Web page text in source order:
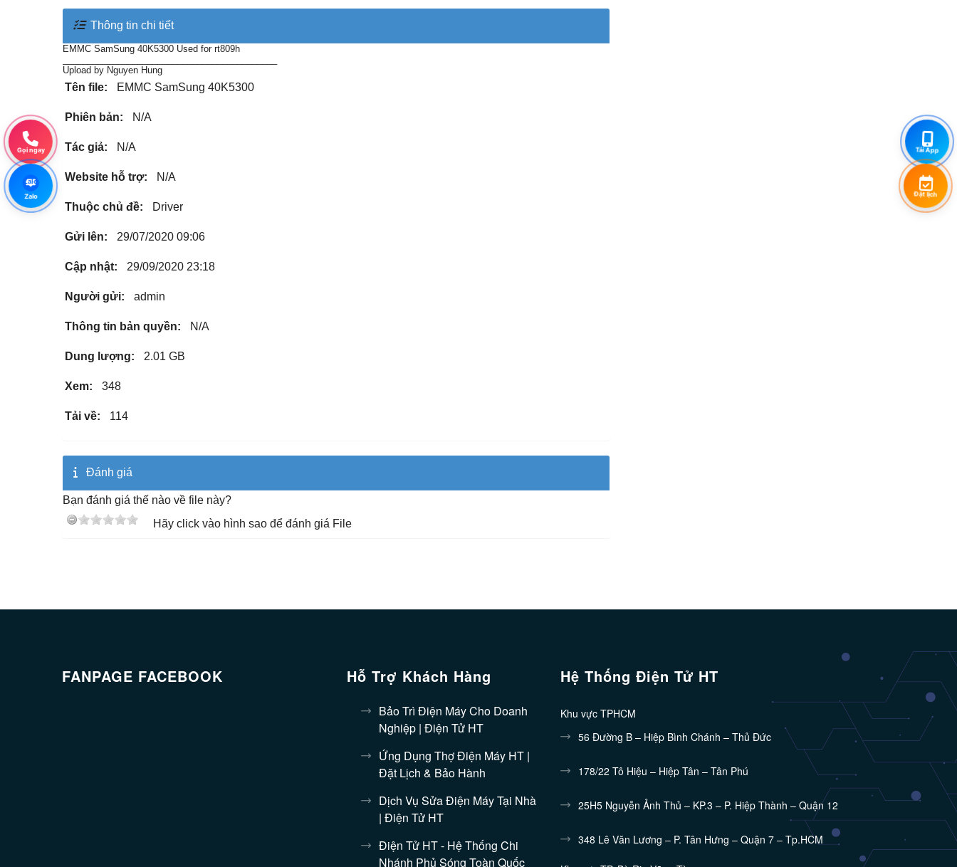
Thông tin chi tiết
EMMC SamSung 40K5300 Used for rt809h
Upload by Nguyen Hung
Tên file: EMMC SamSung 40K5300
Phiên bản: N/A
Tác giả: N/A
Website hỗ trợ: N/A
Thuộc chủ đề: Driver
Gửi lên: 29/07/2020 09:06
Cập nhật: 29/09/2020 23:18
Người gửi: admin
Thông tin bản quyền: N/A
Dung lượng: 2.01 GB
Xem: 348
Tải về: 114
Đánh giá
Bạn đánh giá thế nào về file này?
Hãy click vào hình sao để đánh giá File
FANPAGE FACEBOOK
Gọi ngay
Zalo
Zalo
Tải App
Đặt lịch
Hỗ Trợ Khách Hàng
Bảo Trì Điện Máy Cho Doanh
Nghiệp | Điện Tử HT
Ứng Dụng Thợ Điện Máy HT |
Đặt Lịch & Bảo Hành
Dịch Vụ Sửa Điện Máy Tại Nhà
| Điện Tử HT
Điện Tử HT - Hệ Thống Chi
Nhánh Phủ Sóng Toàn Quốc
Hệ Thống Điện Tử HT
Khu vực TPHCM
56 Đường B – Hiệp Bình Chánh – Thủ Đức
178/22 Tô Hiệu – Hiệp Tân – Tân Phú
25H5 Nguyễn Ảnh Thủ – KP.3 – P. Hiệp Thành – Quận 12
348 Lê Văn Lương – P. Tân Hưng – Quận 7 – Tp.HCM